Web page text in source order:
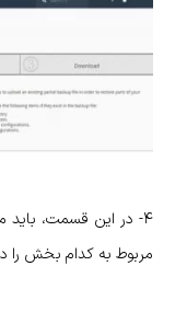
۴- در این قسمت،
مربوط به کدام بخش را